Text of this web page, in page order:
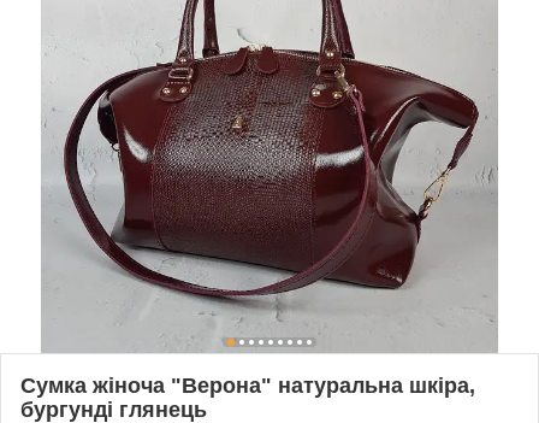
Сумка жіноча "Верона" натуральна шкіра,
бургунді глянець